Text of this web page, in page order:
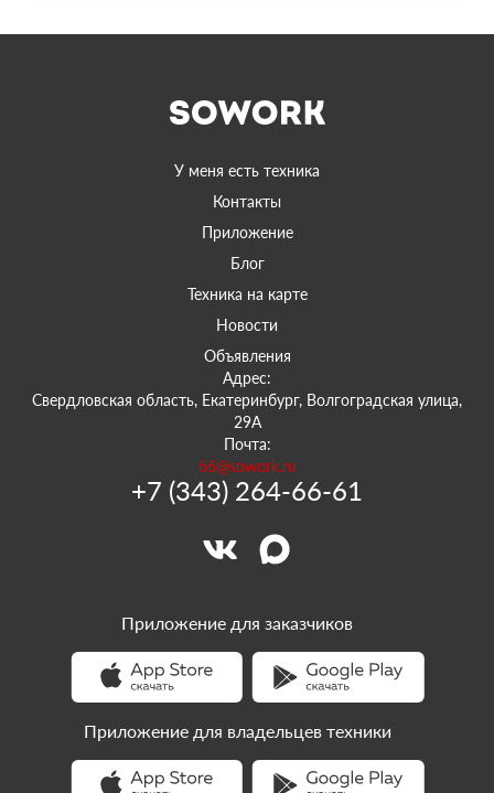
У меня есть техника
Контакты
Приложение
Блог
Техника на карте
Новости
Объявления
Адрес:
Свердловская область, Екатеринбург, Волгоградская улица,
29А
Почта:
66@sowork.ru
+7 (343) 264-66-61
Приложение для заказчиков
Приложение для владельцев техники